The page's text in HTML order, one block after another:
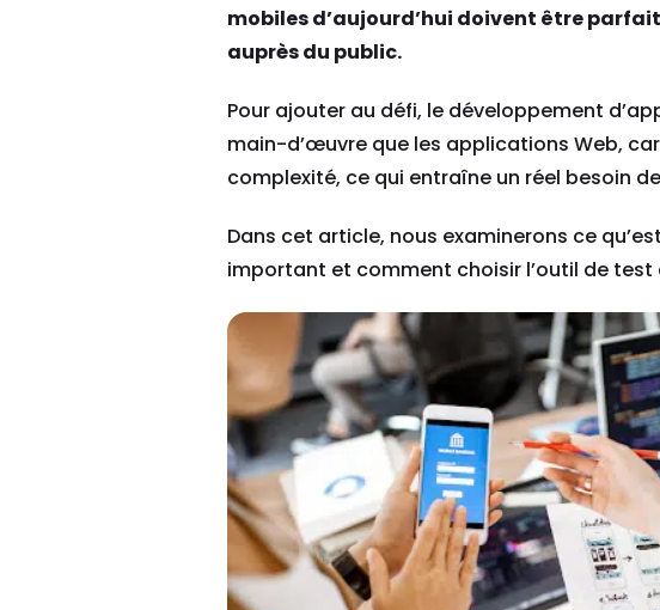
mobiles d’aujourd’hui doivent être
auprès du public.
Pour ajouter au défi, le développement
main-d’œuvre que les applications Web,
complexité, ce qui entraîne un réel besoin
Dans cet article, nous examinerons ce
important et comment choisir l’outil de